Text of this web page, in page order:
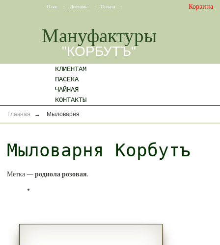
О нас : Доставка : Оплата : Корзина
Мануфактуры
"КОРБУТЪ"
КЛИЕНТАМ
ПАСЕКА
ЧАЙНАЯ
КОНТАКТЫ
Главная → Мыловарня
Мыловарня Корбутъ
Метка —родиола розовая.